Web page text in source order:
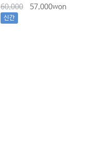
60,000
57,000won
신간